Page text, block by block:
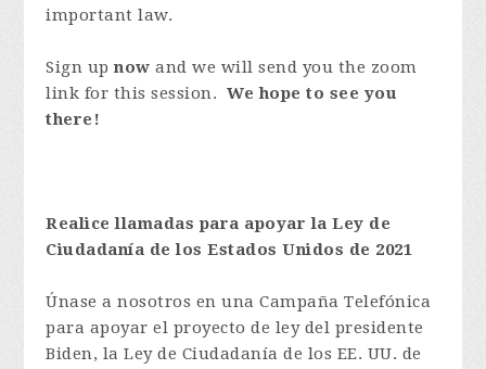
important law.
Sign upnow and we will send you the zoom
link for this session.We hope to see you
there!
Realice llamadas para apoyar la Ley de
Ciudadanía de los Estados Unidos de 2021
Únase a nosotros en una Campaña Telefónica
para apoyar el proyecto de ley del presidente
Biden, la Ley de Ciudadanía de los EE. UU. de